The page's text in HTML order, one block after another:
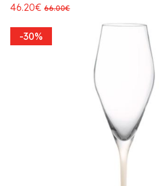
46.20€ 66.00€
-30%